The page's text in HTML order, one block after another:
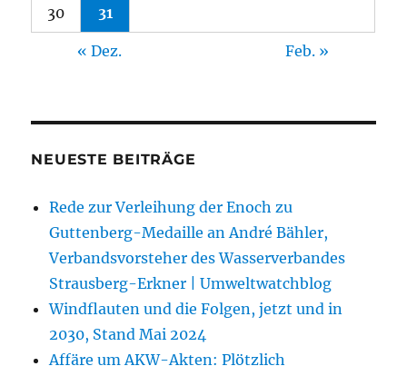
30 31
« Dez. Feb. »
NEUESTE BEITRÄGE
Rede zur Verleihung der Enoch zu
Guttenberg-Medaille an André Bähler,
Verbandsvorsteher des Wasserverbandes
Strausberg-Erkner | Umweltwatchblog
Windflauten und die Folgen, jetzt und in
2030, Stand Mai 2024
Affäre um AKW-Akten: Plötzlich